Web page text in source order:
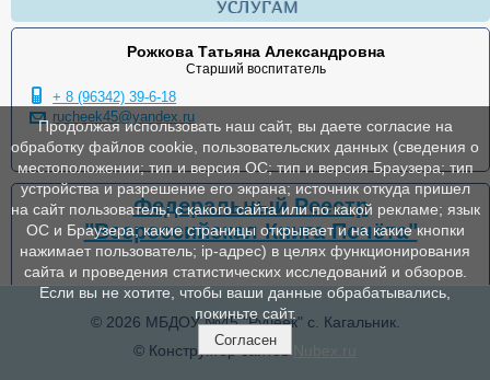
УСЛУГАМ
Рожкова Татьяна Александровна
Старший воспитатель
+ 8 (96342) 39-6-18
rucheek45@yandex.ru
Федеральный Реестр
"Всероссийская Книга Почёта"
© 2026 МБДОУ №45 "Ручеек" с. Кагальник.
© Конструктор сайтов Nubex.ru
Продолжая использовать наш сайт, вы даете согласие на
обработку файлов cookie, пользовательских данных (сведения о
местоположении; тип и версия ОС; тип и версия Браузера; тип
устройства и разрешение его экрана; источник откуда пришел
на сайт пользователь; с какого сайта или по какой рекламе; язык
ОС и Браузера; какие страницы открывает и на какие кнопки
нажимает пользователь; ip-адрес) в целях функционирования
сайта и проведения статистических исследований и обзоров.
Если вы не хотите, чтобы ваши данные обрабатывались,
покиньте сайт.
Согласен